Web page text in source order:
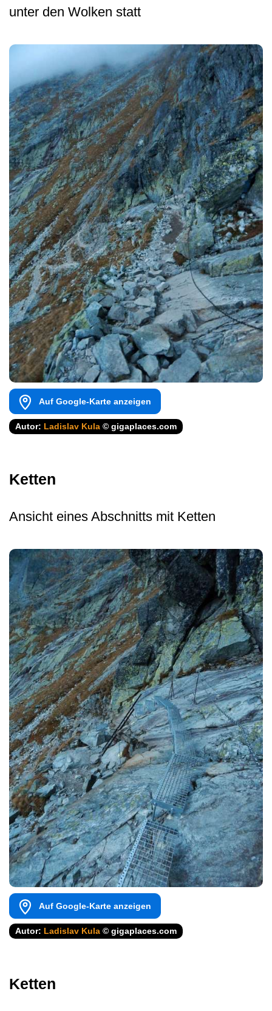
unter den Wolken statt
Auf Google-Karte anzeigen
Autor: Ladislav Kula © gigaplaces.com
Ketten
Ansicht eines Abschnitts mit Ketten
Auf Google-Karte anzeigen
Autor: Ladislav Kula © gigaplaces.com
Ketten